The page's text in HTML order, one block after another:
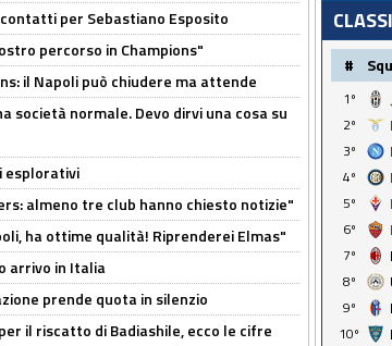
per Sebastiano Esposito
percorso in Champions"
il Napoli può chiudere ma attende
società normale. Devo dirvi una cosa su
esplorativi
almeno tre club hanno chiesto notizie"
ha ottime qualità! Riprenderei Elmas"
arrivo in Italia
prende quota in silenzio
il riscatto di Badiashile, ecco le cifre
#
1º
2º
3º
4º
5º
6º
7º
8º
9º
10º